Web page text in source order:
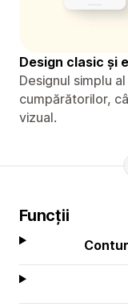
Design clasic și
Designul simplu
cumpărătorilor,
vizual.
Funcții